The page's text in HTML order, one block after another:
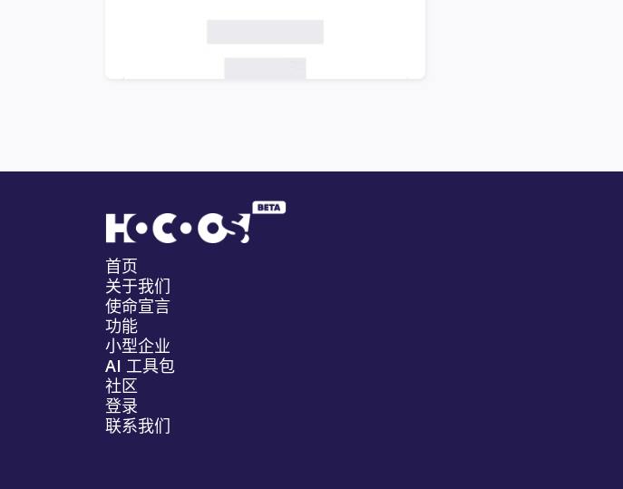
首页
关于我们
使命宣言
功能
小型企业
AI 工具包
社区
登录
联系我们